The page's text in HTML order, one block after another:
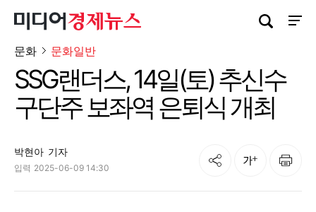
사이
검색창 열기
문화 문화일반
SSG랜더스, 14일(토) 추신수
구단주 보좌역 은퇴식 개최
박현아 기자
입력 2025-06-09 14:30
공유 글자크기 인쇄